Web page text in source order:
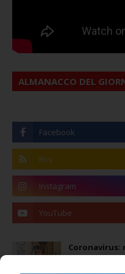
ALMANACCO DEL
Coronavirus:
ai cittadini
Domenica,